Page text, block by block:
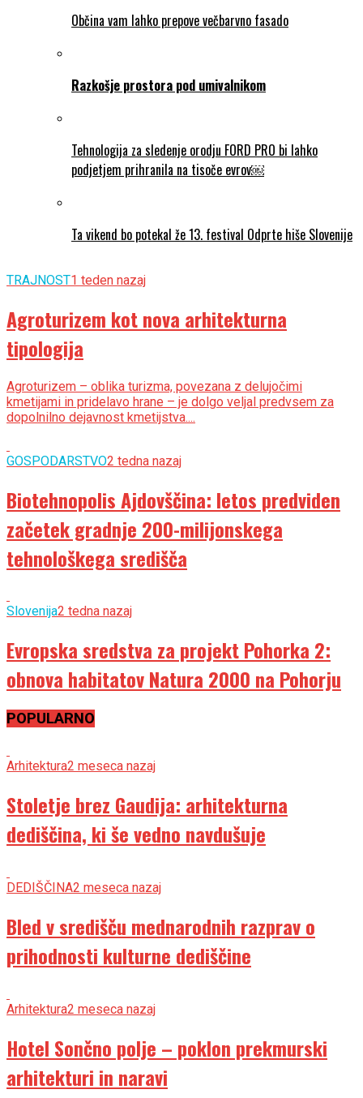
Občina vam lahko prepove večbarvno fasado
Razkošje prostora pod umivalnikom
Tehnologija za sledenje orodju FORD PRO bi lahko
podjetjem prihranila na tisoče evrov￼
Ta vikend bo potekal že 13. festival Odprte hiše Slovenije
TRAJNOST1 teden nazaj
Agroturizem kot nova arhitekturna
tipologija
Agroturizem – oblika turizma, povezana z delujočimi
kmetijami in pridelavo hrane – je dolgo veljal predvsem za
dopolnilno dejavnost kmetijstva....
GOSPODARSTVO2 tedna nazaj
Biotehnopolis Ajdovščina: letos predviden
začetek gradnje 200-milijonskega
tehnološkega središča
Slovenija2 tedna nazaj
Evropska sredstva za projekt Pohorka 2:
obnova habitatov Natura 2000 na Pohorju
POPULARNO
Arhitektura2 meseca nazaj
Stoletje brez Gaudija: arhitekturna
dediščina, ki še vedno navdušuje
DEDIŠČINA2 meseca nazaj
Bled v središču mednarodnih razprav o
prihodnosti kulturne dediščine
Arhitektura2 meseca nazaj
Hotel Sončno polje – poklon prekmurski
arhitekturi in naravi